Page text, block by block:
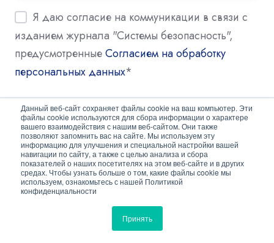
Данный веб-сайт сохраняет файлы cookie на ваш компьютер. Эти
файлы cookie используются для сбора информации о характере
вашего взаимодействия с нашим веб-сайтом. Они также
позволяют запомнить вас на сайте. Мы используем эту
информацию для улучшения и специальной настройки вашей
навигации по сайту, а также с целью анализа и сбора
показателей о наших посетителях на этом веб-сайте и в других
средах. Чтобы узнать больше о том, какие файлы cookie мы
используем, ознакомьтесь с нашей Политикой
конфиденциальности
Принять
Я даю согласие на коммуникации в связи с
изданием журнала "Системы безопасность",
предусмотренныеСогласием на обработку
персональных данных*
Я даю своё Согласие на обработку моих
персональных данных. С"Политикой
конфиденциальности"ознакомлен и согласен.